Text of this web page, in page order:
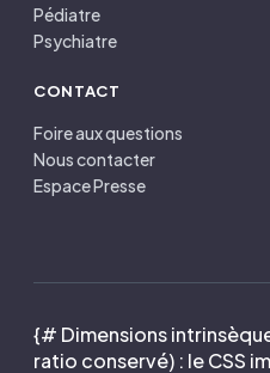
Pédiatre
Psychiatre
CONTACT
Foire aux questions
Nous contacter
Espace Presse
{# Dimensions
ratio conservé) : le CSS